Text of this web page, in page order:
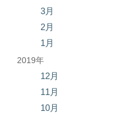
3月
2月
1月
2019年
12月
11月
10月